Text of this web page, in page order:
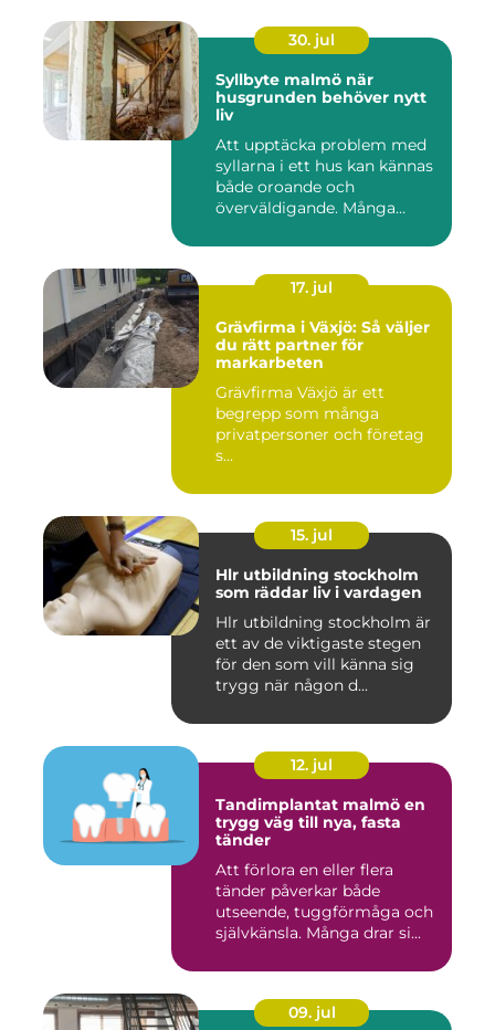
30. jul
Syllbyte malmö när
husgrunden behöver nytt
liv
Att upptäcka problem med
syllarna i ett hus kan kännas
både oroande och
överväldigande. Många
17. jul
Grävfirma i Växjö: Så väljer
du rätt partner för
markarbeten
Grävfirma Växjö är ett
begrepp som många
privatpersoner och företag
s...
15. jul
Hlr utbildning stockholm
som räddar liv i vardagen
Hlr utbildning stockholm är
ett av de viktigaste stegen
för den som vill känna sig
trygg när någon d...
12. jul
Tandimplantat malmö en
trygg väg till nya, fasta
tänder
Att förlora en eller flera
tänder påverkar både
utseende, tuggförmåga och
självkänsla. Många drar si...
09. jul